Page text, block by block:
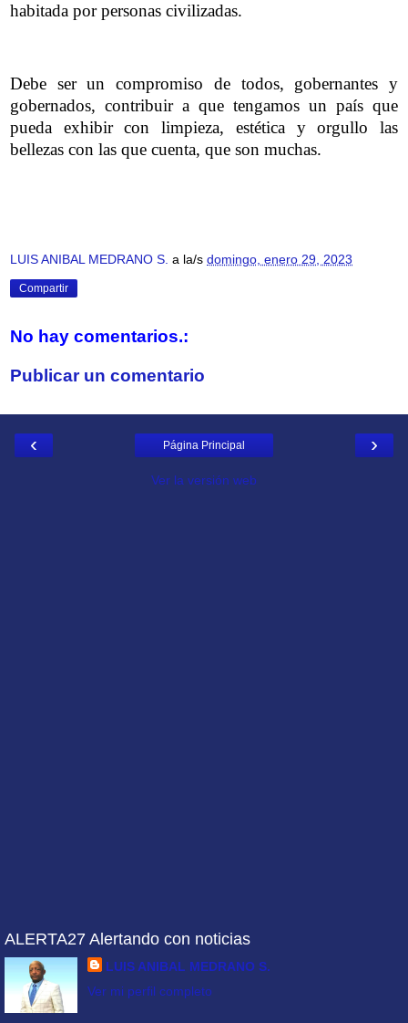
habitada por personas civilizadas.
Debe ser un compromiso de todos, gobernantes y
gobernados, contribuir a que tengamos un país que
pueda exhibir con limpieza, estética y orgullo las
bellezas con las que cuenta, que son muchas.
LUIS ANIBAL MEDRANO S. a la/s domingo, enero 29, 2023
Compartir
No hay comentarios.:
Publicar un comentario
‹ ›
Página Principal
Ver la versión web
ALERTA27 Alertando con noticias
LUIS ANIBAL MEDRANO S.
Ver mi perfil completo